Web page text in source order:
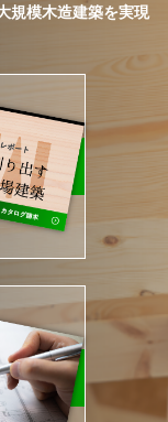
規模木造建築を実現